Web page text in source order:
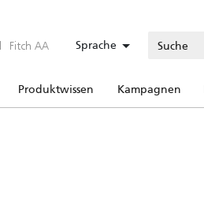
| Fitch AA Sprache
Produktwissen Kampagnen